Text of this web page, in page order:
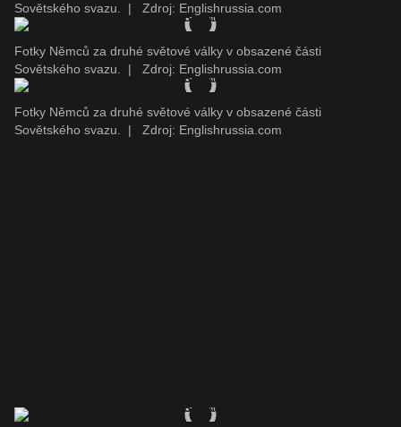
Sovětského svazu.
| Zdroj: Englishrussia.com
Fotky Němců za druhé světové války v obsazené části
Sovětského svazu.
| Zdroj: Englishrussia.com
Fotky Němců za druhé světové války v obsazené části
Sovětského svazu.
| Zdroj: Englishrussia.com